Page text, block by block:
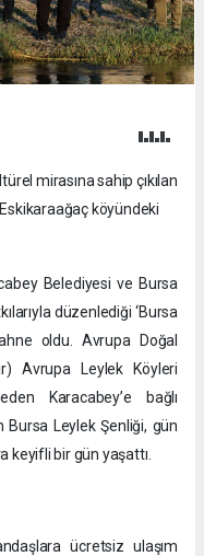
mirasına sahip çıkılan
köyündeki
Belediyesi ve Bursa
düzenlediği ‘Bursa
oldu. Avrupa Doğal
Avrupa Leylek Köyleri
Karacabey’e bağlı
Bursa Leylek Şenliği, gün
keyifli bir gün yaşattı.
ücretsiz ulaşım